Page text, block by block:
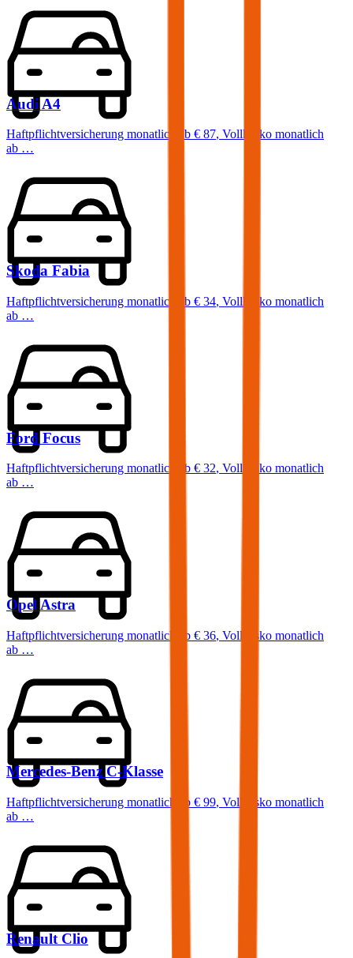
Audi A4
Haftpflichtversicherung monatlich ab € 87, Vollkasko monatlich
ab …
Skoda Fabia
Haftpflichtversicherung monatlich ab € 34, Vollkasko monatlich
ab …
Ford Focus
Haftpflichtversicherung monatlich ab € 32, Vollkasko monatlich
ab …
Opel Astra
Haftpflichtversicherung monatlich ab € 36, Vollkasko monatlich
ab …
Mercedes-Benz C-Klasse
Haftpflichtversicherung monatlich ab € 99, Vollkasko monatlich
ab …
Renault Clio